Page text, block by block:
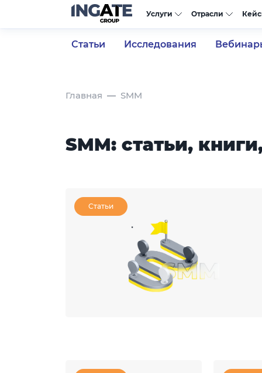
Услуги Отрасли
Статьи Исследования
Главная SMM
SMM: статьи,
Статьи